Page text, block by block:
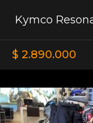
Kymco
$ 2.890.000